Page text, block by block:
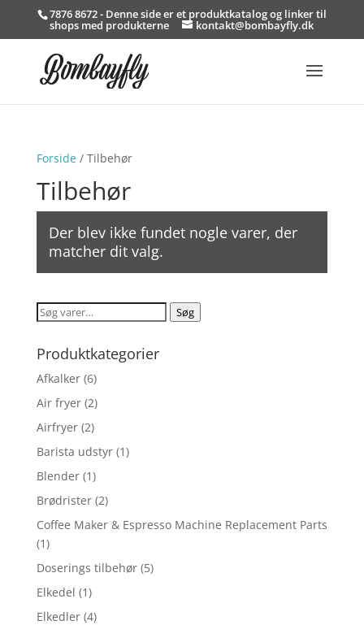
7876 8672 - Denne side er et produktkatalog og linker til
shops med produkterne kontakt@bombayfly.dk
Forside/ Tilbehør
Tilbehør
Der blev ikke fundet nogle varer, der
matcher dit valg.
Søg
Søg
Produktkategorier
Afkalker (6)
Air fryer (2)
Airfryer (2)
Barista udstyr (1)
Blender (1)
Brødrister (2)
Coffee Maker & Espresso Machine Replacement Parts
(1)
Doserings tilbehør (5)
Elkedel (1)
Elkedler (4)